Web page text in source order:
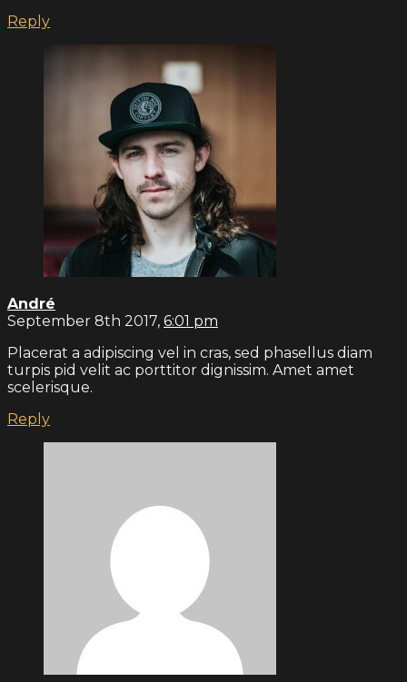
Reply
André
September 8th 2017, 6:01 pm
Placerat a adipiscing vel in cras, sed phasellus diam
turpis pid velit ac porttitor dignissim. Amet amet
scelerisque.
Reply